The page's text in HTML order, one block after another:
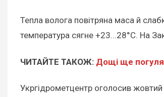
Тепла волога повітряна маса й
температура сягне +23...28°С. На
ЧИТАЙТЕ ТАКОЖ: Дощі ще
Укргідрометцентр оголосив жовтий